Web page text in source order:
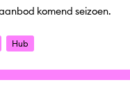
komend seizoen.
Hub